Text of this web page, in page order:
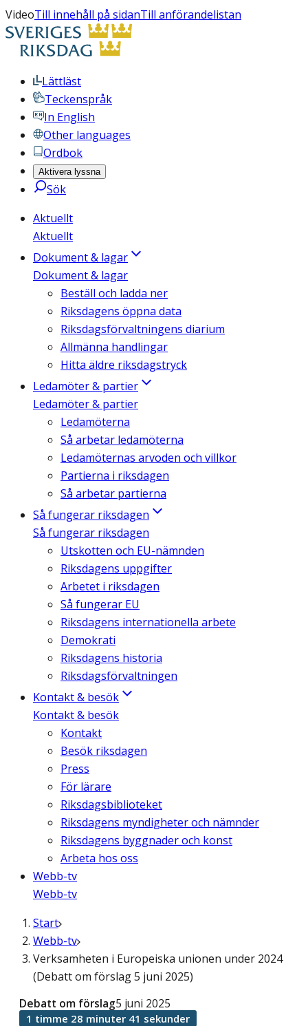
VideoTill innehåll på sidanTill anförandelistan
Lättläst
Teckenspråk
In English
Other languages
Ordbok
Aktivera lyssna
Sök
Aktuellt
Aktuellt
Dokument & lagar
Dokument & lagar
Beställ och ladda ner
Riksdagens öppna data
Riksdagsförvaltningens diarium
Allmänna handlingar
Hitta äldre riksdagstryck
Ledamöter & partier
Ledamöter & partier
Ledamöterna
Så arbetar ledamöterna
Ledamöternas arvoden och villkor
Partierna i riksdagen
Så arbetar partierna
Så fungerar riksdagen
Så fungerar riksdagen
Utskotten och EU-nämnden
Riksdagens uppgifter
Arbetet i riksdagen
Så fungerar EU
Riksdagens internationella arbete
Demokrati
Riksdagens historia
Riksdagsförvaltningen
Kontakt & besök
Kontakt & besök
Kontakt
Besök riksdagen
Press
För lärare
Riksdagsbiblioteket
Riksdagens myndigheter och nämnder
Riksdagens byggnader och konst
Arbeta hos oss
Webb-tv
Webb-tv
Start
Webb-tv
Verksamheten i Europeiska unionen under 2024
(Debatt om förslag 5 juni 2025)
Debatt om förslag5 juni 2025
1 timme 28 minuter 41 sekunder